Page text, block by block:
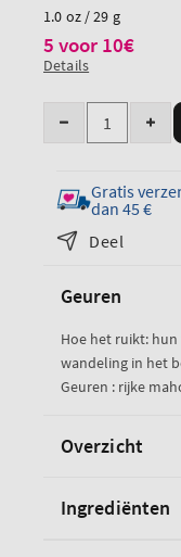
per
1.0 oz / 29 g
5 voor 10€
Details
Hoeveelheid
Verminder
hoeveelheid
voor
Mahogany
Teakwood
Cleansing
Hand
Gel
voor
Gratis
dan 45 €
Deel
Geuren
Hoe het ruikt:
wandeling in het
Geuren : rijke
Overzicht
Ingrediënten